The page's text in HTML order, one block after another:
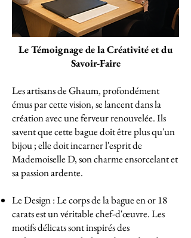
Le Témoignage de la Créativité et du
Savoir-Faire
Les artisans de Ghaum, profondément
émus par cette vision, se lancent dans la
création avec une ferveur renouvelée. Ils
savent que cette bague doit être plus qu'un
bijou ; elle doit incarner l'esprit de
Mademoiselle D, son charme ensorcelant et
sa passion ardente.
Le Design : Le corps de la bague en or 18
carats est un véritable chef-d'œuvre. Les
motifs délicats sont inspirés des